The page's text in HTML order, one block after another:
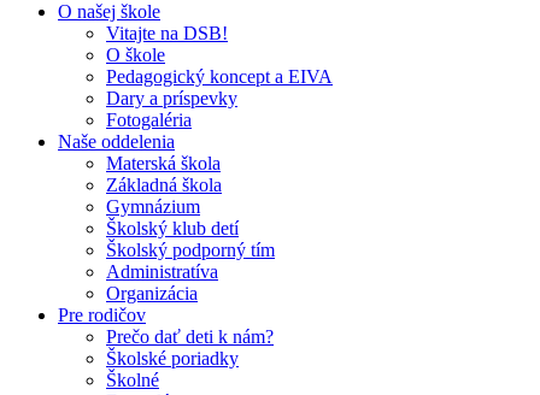
O našej škole
Vitajte na DSB!
O škole
Pedagogický koncept a EIVA
Dary a príspevky
Fotogaléria
Naše oddelenia
Materská škola
Základná škola
Gymnázium
Školský klub detí
Školský podporný tím
Administratíva
Organizácia
Pre rodičov
Prečo dať deti k nám?
Školské poriadky
Školné